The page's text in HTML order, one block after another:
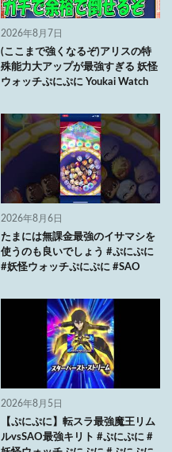
2026年8月7日
(ここまで強くなるぞ)アリスの特
殊能力大アップが最強すぎる 妖怪
ウォッチぷにぷに Youkai Watch
2026年8月6日
たまには無課金最強のイサマシを
使うのも良いでしょう #ぷにぷに
#妖怪ウォッチぷにぷに #SAO
2026年8月5日
【ぷにぷに】転スラ最強魔王リム
ルvsSAO最強キリト #ぷにぷに #